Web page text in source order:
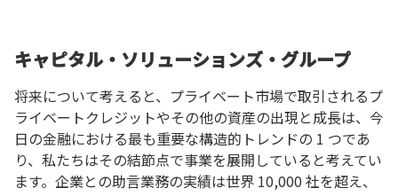
キャピタル・ソリューションズ・グループ
将来について考えると、プライベート市場で取引されるプ
ライベートクレジットやその他の資産の出現と成長は、今
日の金融における最も重要な構造的トレンドの 1 つであ
り、私たちはその結節点で事業を展開していると考えてい
ます。企業との助言業務の実績は世界 10,000 社を超え、